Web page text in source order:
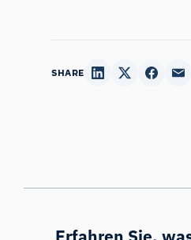
SHARE